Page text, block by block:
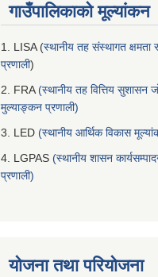
गाउँपालिकाको मूल्यांकन
1. LISA (स्थानीय तह संस्थागत क्षमता
प्रणाली)
2. FRA (स्थानीय तह वित्तिय सुशासन
मुल्याङ्कन प्रणाली)
3. LED (स्थानीय आर्थिक विकास
4. LGPAS (स्थानीय शासन
प्रणाली)
योजना तथा परियोजना